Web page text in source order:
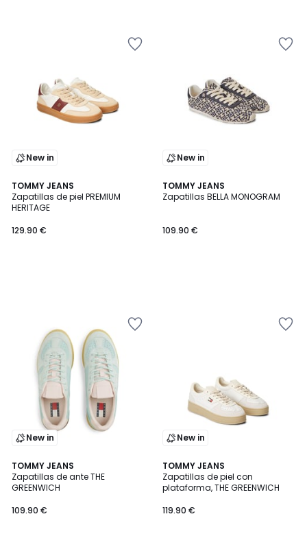
New in
TOMMY JEANS
Zapatillas de piel PREMIUM
HERITAGE
129.90 €
New in
TOMMY JEANS
Zapatillas BELLA MONOGRAM
109.90 €
New in
TOMMY JEANS
Zapatillas de ante THE
GREENWICH
109.90 €
3
Colores
New in
TOMMY JEANS
Zapatillas de piel con
plataforma, THE GREENWICH
119.90 €